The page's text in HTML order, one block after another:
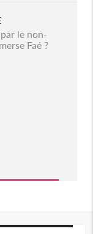
le non-
Faé ?